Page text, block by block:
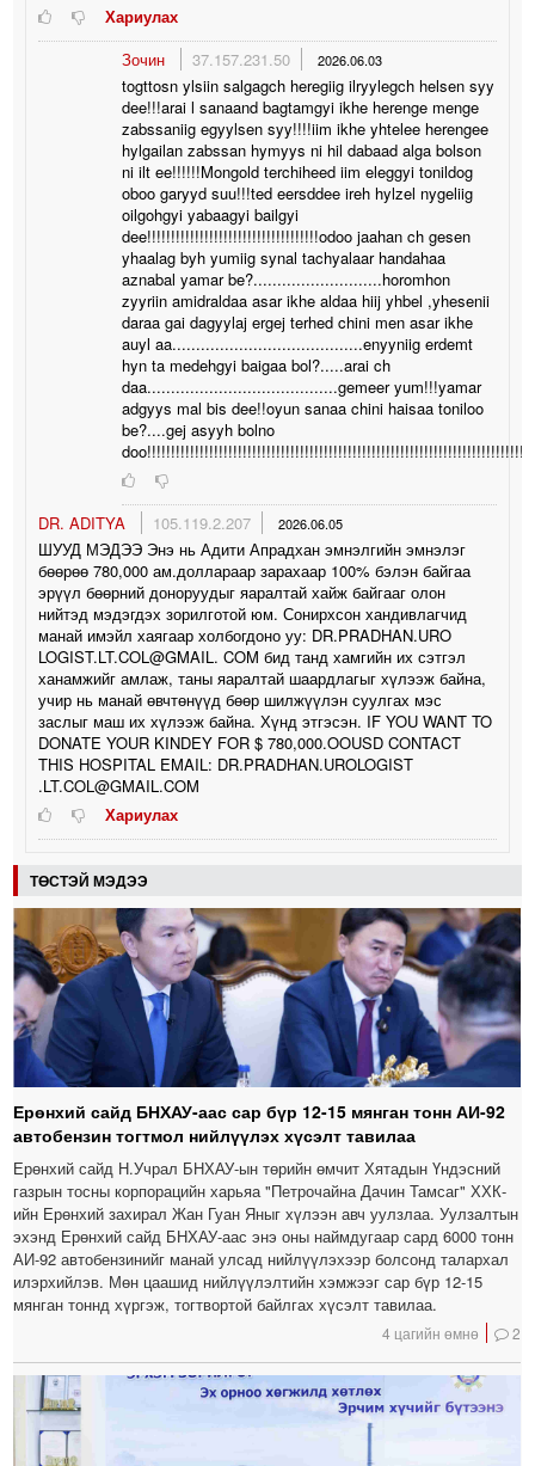
Хариулах
Зочин
37.157.231.50 2026.06.03
togttosn ylsiin salgagch heregiig ilryylegch helsen syy
dee!!!arai l sanaand bagtamgyi ikhe herenge menge
zabssaniig egyylsen syy!!!!iim ikhe yhtelee herengee
hylgailan zabssan hymyys ni hil dabaad alga bolson
ni ilt ee!!!!!!Mongold terchiheed iim eleggyi tonildog
oboo garyyd suu!!!ted eersddee ireh hylzel nygeliig
oilgohgyi yabaagyi bailgyi
dee!!!!!!!!!!!!!!!!!!!!!!!!!!!!!!!!!!!!odoo jaahan ch gesen
yhaalag byh yumiig synal tachyalaar handahaa
aznabal yamar be?...........................horomhon
zyyriin amidraldaa asar ikhe aldaa hiij yhbel ,yhesenii
daraa gai dagyylaj ergej terhed chini men asar ikhe
auyl aa........................................enyyniig erdemt
hyn ta medehgyi baigaa bol?.....arai ch
daa........................................gemeer yum!!!yamar
adgyys mal bis dee!!oyun sanaa chini haisaa toniloo
be?....gej asyyh bolno
DR. ADITYA 105.119.2.207 2026.06.05
ШУУД МЭДЭЭ Энэ нь Адити Апрадхан эмнэлгийн эмнэлэг
бөөрөө 780,000 ам.доллараар зарахаар 100% бэлэн байгаа
эрүүл бөөрний доноруудыг яаралтай хайж байгааг олон
нийтэд мэдэгдэх зорилготой юм. Сонирхсон хандивлагчид
манай имэйл хаягаар холбогдоно уу: DR.PRADHAN.URO
LOGIST.LT.COL@GMAIL. COM бид танд хамгийн их сэтгэл
ханамжийг амлаж, таны яаралтай шаардлагыг хүлээж байна,
учир нь манай өвчтөнүүд бөөр шилжүүлэн суулгах мэс
заслыг маш их хүлээж байна. Хүнд этгэсэн. IF YOU WANT TO
DONATE YOUR KINDEY FOR $ 780,000.OOUSD CONTACT
THIS HOSPITAL EMAIL: DR.PRADHAN.UROLOGIST
.LT.COL@GMAIL.COM
Хариулах
ТӨСТЭЙ МЭДЭЭ
Ерөнхий сайд БНХАУ-аас сар бүр 12-15 мянган тонн АИ-92
автобензин тогтмол нийлүүлэх хүсэлт тавилаа
Ерөнхий сайд Н.Учрал БНХАУ-ын төрийн өмчит Хятадын Үндэсний
газрын тосны корпорацийн харьяа "Петрочайна Дачин Тамсаг" ХХК-
ийн Ерөнхий захирал Жан Гуан Яныг хүлээн авч уулзлаа. Уулзалтын
эхэнд Ерөнхий сайд БНХАУ-аас энэ оны наймдугаар сард 6000 тонн
АИ-92 автобензинийг манай улсад нийлүүлэхээр болсонд талархал
илэрхийлэв. Мөн цаашид нийлүүлэлтийн хэмжээг сар бүр 12-15
мянган тоннд хүргэж, тогтвортой байлгах хүсэлт тавилаа.
4 цагийн өмнө 2